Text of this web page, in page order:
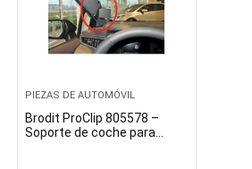
PIEZAS DE AUTOMÓVIL
Brodit ProClip 805578 –
Soporte de coche para